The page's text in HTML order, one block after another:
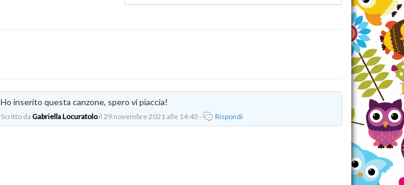
Ho inserito questa canzone, spero vi piaccia!
Scritto da Gabriella Locuratoloil 29 novembre 2021 alle 14:43 - Rispondi